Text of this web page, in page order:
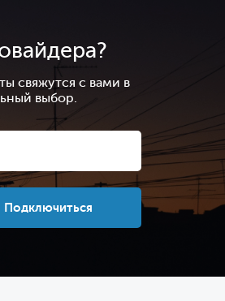
свяжутся с вами в
выбор.
Подключиться